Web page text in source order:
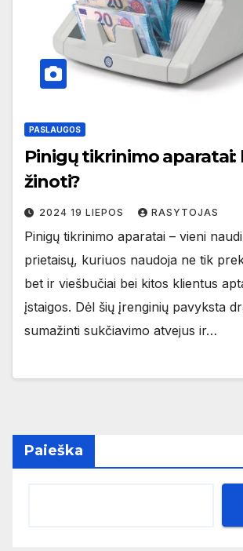
PASLAUGOS
Pinigų tikrinimo aparatai:
žinoti?
2024 19 LIEPOS RASYTOJAS
Pinigų tikrinimo aparatai – vieni
prietaisų, kuriuos naudoja ne tik
bet ir viešbučiai bei kitos klientus
įstaigos. Dėl šių įrenginių pavyksta
sumažinti sukčiavimo atvejus ir…
Paieška